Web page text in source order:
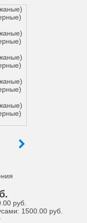
руб.
1500.00 руб.